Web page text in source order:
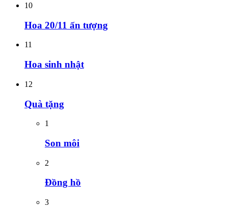
10
Hoa 20/11 ấn tượng
11
Hoa sinh nhật
12
Quà tặng
1
Son môi
2
Đồng hồ
3